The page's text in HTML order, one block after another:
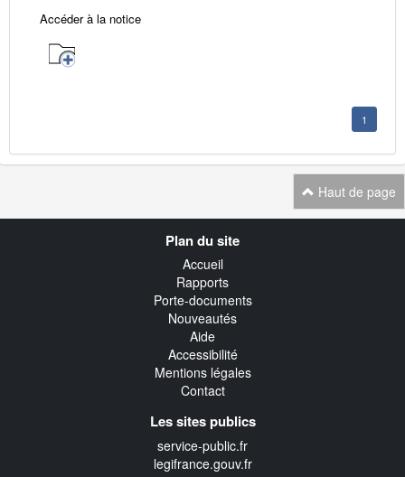
Accéder à la notice
1
Haut de page
Plan du site
Accueil
Rapports
Porte-documents
Nouveautés
Aide
Accessibilité
Mentions légales
Contact
Les sites publics
service-public.fr
legifrance.gouv.fr